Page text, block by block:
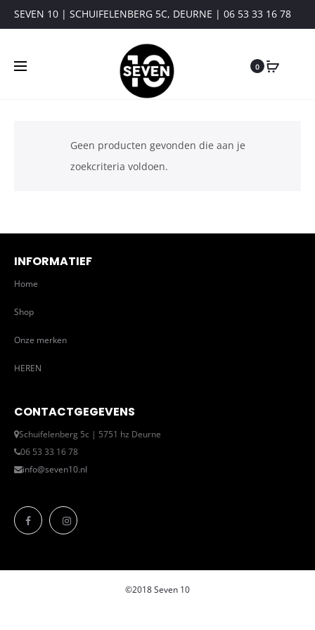
SEVEN 10 | SCHUIFELENBERG 5C, DEURNE | 06 53 33 16 78
0
Geen producten gevonden die aan je
zoekcriteria voldoen.
INFORMATIEF
Home
Shop
Onze merken
HEREN
CONTACTGEGEVENS
Schuifelenberg 5c | 5751 hz Deurne
06 53 33 16 78
info@seven10.nl
©2018 Seven 10